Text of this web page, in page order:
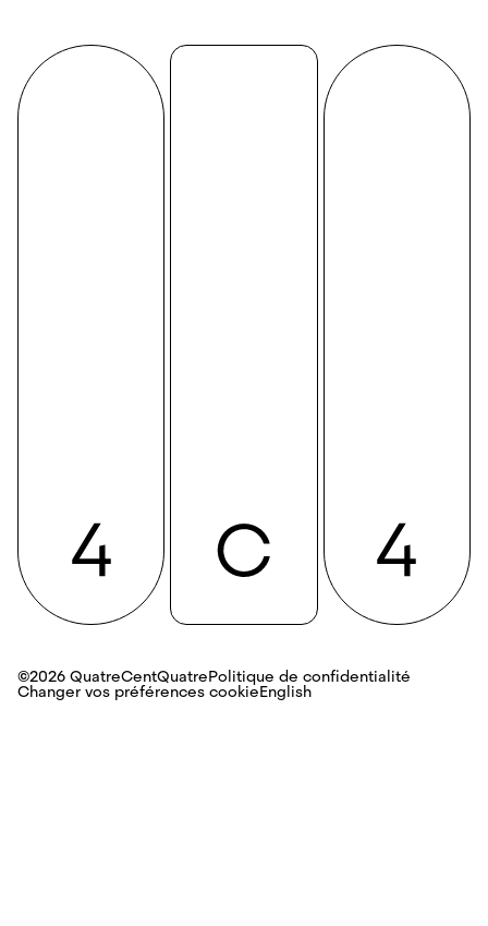
©2026 QuatreCentQuatrePolitique de confidentialité
Changer vos préférences cookieEnglish